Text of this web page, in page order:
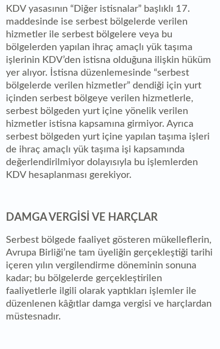
KDV yasasının “Diğer istisnalar” başlıklı 17.
maddesinde ise serbest bölgelerde verilen
hizmetler ile serbest bölgelere veya bu
bölgelerden yapılan ihraç amaçlı yük taşıma
işlerinin KDV’den istisna olduğuna ilişkin hüküm
yer alıyor. İstisna düzenlemesinde “serbest
bölgelerde verilen hizmetler” dendiği için yurt
içinden serbest bölgeye verilen hizmetlerle,
serbest bölgeden yurt içine yönelik verilen
hizmetler istisna kapsamına girmiyor. Ayrıca
serbest bölgeden yurt içine yapılan taşıma işleri
de ihraç amaçlı yük taşıma işi kapsamında
değerlendirilmiyor dolayısıyla bu işlemlerden
KDV hesaplanması gerekiyor.
DAMGA VERGİSİ VE HARÇLAR
Serbest bölgede faaliyet gösteren mükelleflerin,
Avrupa Birliği’ne tam üyeliğin gerçekleştiği tarihi
içeren yılın vergilendirme döneminin sonuna
kadar; bu bölgelerde gerçekleştirilen
faaliyetlerle ilgili olarak yaptıkları işlemler ile
düzenlenen kâğıtlar damga vergisi ve harçlardan
müstesnadır.